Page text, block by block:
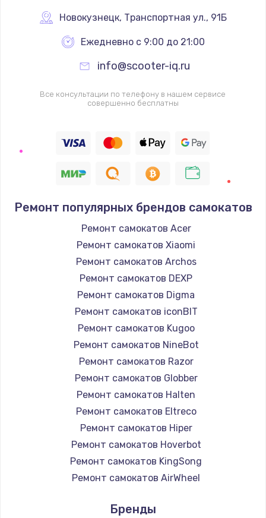
Новокузнецк, Транспортная ул., 91Б
Ежедневно с 9:00 до 21:00
info@scooter-iq.ru
Все консультации по телефону в нашем сервисе
совершенно бесплатны
Ремонт популярных брендов самокатов
Ремонт самокатов Acer
Ремонт самокатов Xiaomi
Ремонт самокатов Archos
Ремонт самокатов DEXP
Ремонт самокатов Digma
Ремонт самокатов iconBIT
Ремонт самокатов Kugoo
Ремонт самокатов NineBot
Ремонт самокатов Razor
Ремонт самокатов Globber
Ремонт самокатов Halten
Ремонт самокатов Eltreco
Ремонт самокатов Hiper
Ремонт самокатов Hoverbot
Ремонт самокатов KingSong
Ремонт самокатов AirWheel
Ремонт самокатов Hunter
Бренды